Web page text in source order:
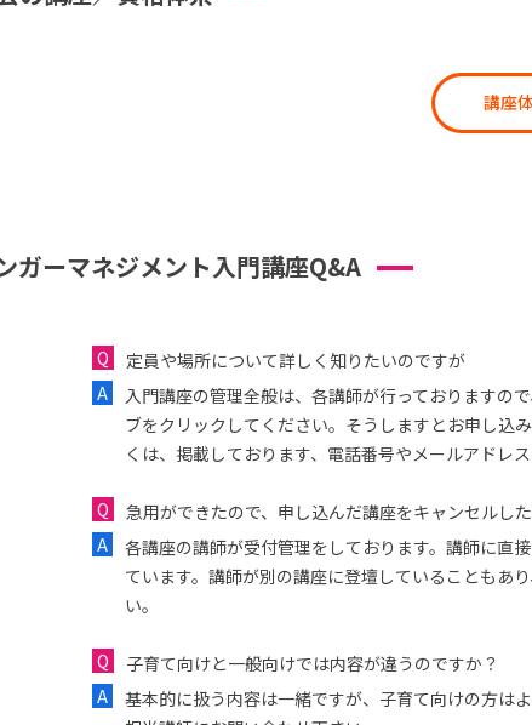
講座
ガーマネジメント入門講座Q&A
定員や場所について詳しく知りたいのですが
入門講座の管理全般は、各講師が行っておりますの
ブをクリックしてください。そうしますとお申し込
くは、掲載しております、電話番号やメールアドレ
急用ができたので、申し込んだ講座をキャンセルし
各講座の講師が受付管理をしております。講師に直
ています。講師が別の講座に登壇していることもあ
い。
子育て向けと一般向けでは内容が違うのですか？
基本的に扱う内容は一緒ですが、子育て向けの方は